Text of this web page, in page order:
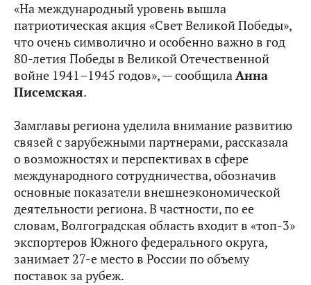
«На международный уровень вышла
патриотическая акция «Свет Великой Победы»,
что очень символично и особенно важно в год
80-летия Победы в Великой Отечественной
войне 1941–1945 годов», — сообщилаАнна
Писемская.
Замглавы региона уделила внимание развитию
связей с зарубежными партнерами, рассказала
о возможностях и перспективах в сфере
международного сотрудничества, обозначив
основные показатели внешнеэкономической
деятельности региона. В частности, по ее
словам, Волгоградская область входит в «топ-3»
экспортеров Южного федерального округа,
занимает 27-е место в России по объему
поставок за рубеж.